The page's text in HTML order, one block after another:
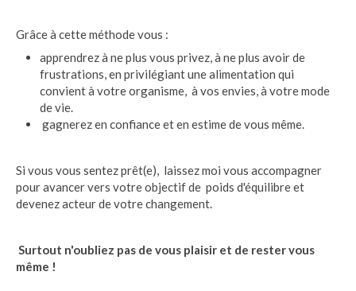
Grâce à cette méthode vous :
apprendrez à ne plus vous privez, à ne plus avoir de
frustrations, en privilégiant une alimentation qui
convient à votre organisme, à vos envies, à votre mode
de vie.
gagnerez en confiance et en estime de vous même.
Si vous vous sentez prêt(e), laissez moi vous accompagner
pour avancer vers votre objectif de poids d'équilibre et
devenez acteur de votre changement.
Surtout n'oubliez pas de vous plaisir et de rester vous
même !